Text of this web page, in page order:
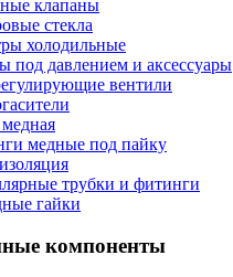
клапаны
стекла
холодильные
под давлением и аксессуары
вентили
медные под пайку
трубки и фитинги
гайки
компоненты